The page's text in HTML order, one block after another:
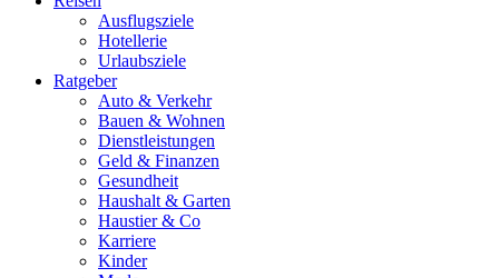
Ausflugsziele
Hotellerie
Urlaubsziele
Ratgeber
Auto & Verkehr
Bauen & Wohnen
Dienstleistungen
Geld & Finanzen
Gesundheit
Haushalt & Garten
Haustier & Co
Karriere
Kinder